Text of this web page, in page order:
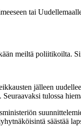
tai
meiltä poliitikoilta.
jälleen
tulossa
säästää